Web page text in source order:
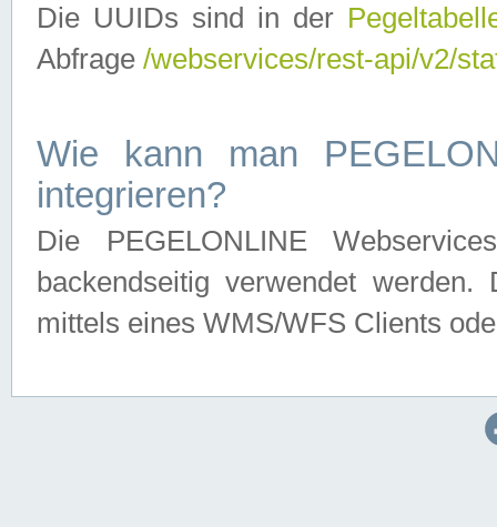
Die UUIDs sind in der
Abfrage /webservices/rest-api/v2/
Wie kann man
integrieren?
Die PEGELONLINE
backendseitig verwendet
mittels eines WMS/WFS Clients